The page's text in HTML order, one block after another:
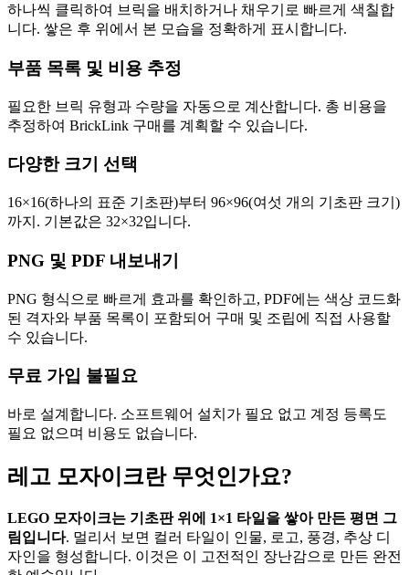
하나씩 클릭하여 브릭을 배치하거나 채우기로 빠르게 색칠합
니다. 쌓은 후 위에서 본 모습을 정확하게 표시합니다.
부품 목록 및 비용 추정
필요한 브릭 유형과 수량을 자동으로 계산합니다. 총 비용을
추정하여 BrickLink 구매를 계획할 수 있습니다.
다양한 크기 선택
16×16(하나의 표준 기초판)부터 96×96(여섯 개의 기초판 크기)
까지. 기본값은 32×32입니다.
PNG 및 PDF 내보내기
PNG 형식으로 빠르게 효과를 확인하고, PDF에는 색상 코드화
된 격자와 부품 목록이 포함되어 구매 및 조립에 직접 사용할
수 있습니다.
무료 가입 불필요
바로 설계합니다. 소프트웨어 설치가 필요 없고 계정 등록도
필요 없으며 비용도 없습니다.
레고 모자이크란 무엇인가요?
LEGO 모자이크는 기초판 위에 1×1 타일을 쌓아 만든 평면 그
림입니다. 멀리서 보면 컬러 타일이 인물, 로고, 풍경, 추상 디
자인을 형성합니다. 이것은 이 고전적인 장난감으로 만든 완전